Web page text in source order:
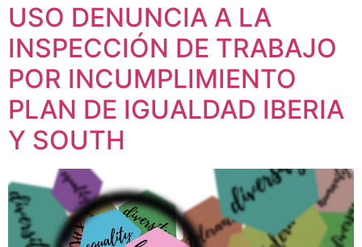
USO DENUNCIA A LA
INSPECCIÓN DE TRABAJO
POR INCUMPLIMIENTO
PLAN DE IGUALDAD IBERIA
Y SOUTH